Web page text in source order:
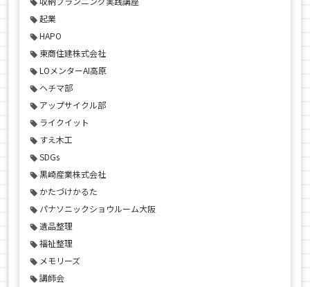
起業
HAPO
東商住建株式会社
LOメンターAI高原
ヘチマ部
アップサイクル部
ライクイット
すえ木工
SDGs
黒崎産業株式会社
かたづけかるた
パナソニックショウルーム大阪
遺品整理
福祉整理
メモリーズ
講師会